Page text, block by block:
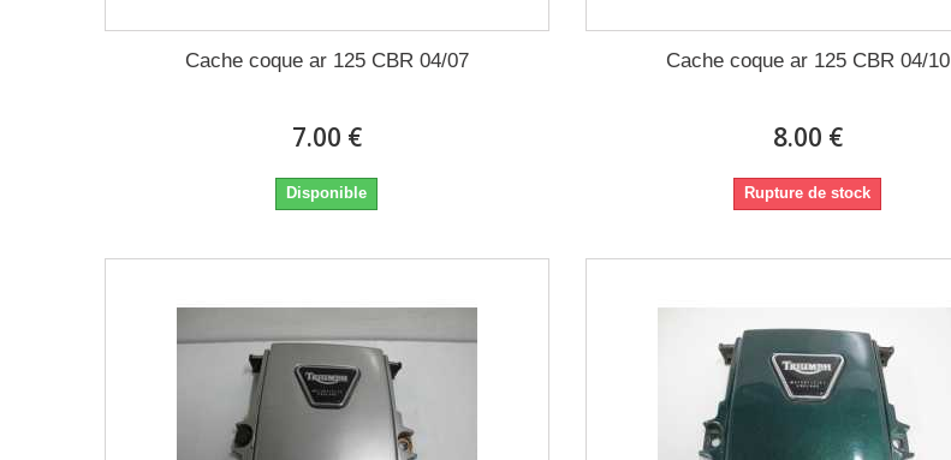
Cache coque ar 125 CBR 04/07
7.00 €
Disponible
Cache coque ar 125 CBR 04/10
8.00 €
Rupture de stock